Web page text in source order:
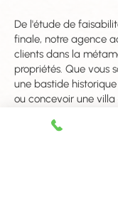
De l'étude de
finale, notre agence
clients dans la
propriétés. Que vous
une bastide
ou concevoir une
PACA, nous mettons